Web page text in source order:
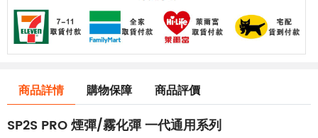
商品詳情 購物保障 商品評價
SP2S PRO 煙彈/霧化彈 一代通用系列